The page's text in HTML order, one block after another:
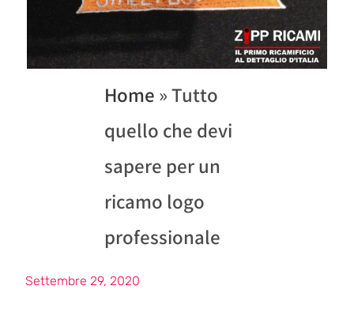
Home »Tutto
quello che devi
sapere per un
ricamo logo
professionale
Settembre 29, 2020